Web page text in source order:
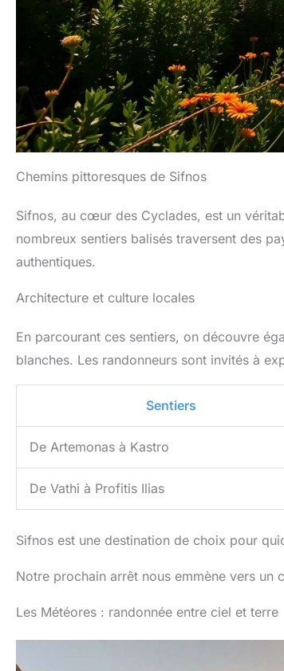
Chemins pittoresques de Sifnos
Sifnos, au cœur des Cyclades, est un
nombreux sentiers balisés traversent des
authentiques.
Architecture et culture locales
En parcourant ces sentiers, on découvre
blanches. Les randonneurs sont invités à
Sentiers
De Artemonas à Kastro
De Vathi à Profitis Ilias
Sifnos est une destination de choix pour
Notre prochain arrêt nous emmène vers un
Les Météores : randonnée entre ciel et terre